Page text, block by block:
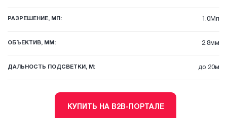
РАЗРЕШЕНИЕ, МП: 1.0Мп
ОБЪЕКТИВ, ММ: 2.8мм
ДАЛЬНОСТЬ ПОДСВЕТКИ, М: до 20м
КУПИТЬ НА B2B-ПОРТАЛЕ